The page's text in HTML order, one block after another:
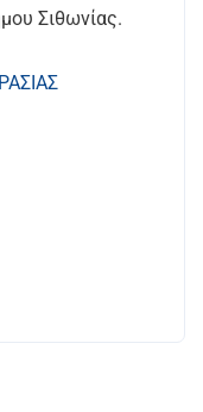
Σιθωνίας.